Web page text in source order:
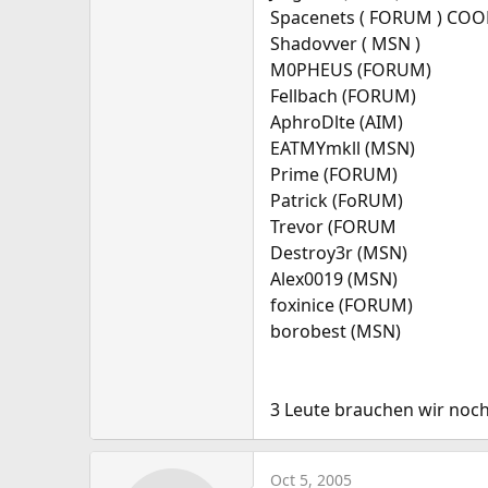
Spacenets ( FORUM )
Shadovver ( MSN )
M0PHEUS (FORUM)
Fellbach (FORUM)
AphroDlte (AIM)
EATMYmkll (MSN)
Prime (FORUM)
Patrick (FoRUM)
Trevor (FORUM
Destroy3r (MSN)
Alex0019 (MSN)
foxinice (FORUM)
borobest (MSN)
3 Leute brauchen wir
Oct 5, 2005